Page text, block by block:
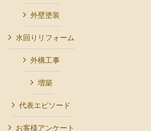
外壁塗装
水回りリフォーム
外構工事
増築
代表エピソード
お客様アンケート